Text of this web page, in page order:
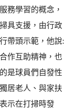
務學習的概念，
具支援，由行政
帶頭示範，他說:
作互助精神，也
是球員們自發性
居老人、與家扶
示在打掃時發